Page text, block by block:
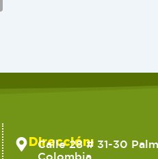
Dirección:
Calle 28 # 31-30
Colombia